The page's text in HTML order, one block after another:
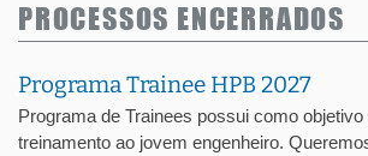
PROCESSOS ENCERRADOS
Programa Trainee HPB 2027
Programa de Trainees possui como
treinamento ao jovem engenheiro.